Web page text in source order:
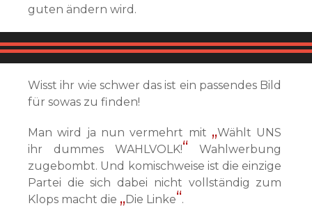
guten ändern wird.
Wisst ihr wie schwer das ist ein passendes Bild
für sowas zu finden!
Man wird ja nun vermehrt mit
Wählt UNS
ihr dummes WAHLVOLK!
Wahlwerbung
zugebombt. Und komischweise ist die einzige
Partei die sich dabei nicht vollständig zum
Klops macht die
Die Linke .